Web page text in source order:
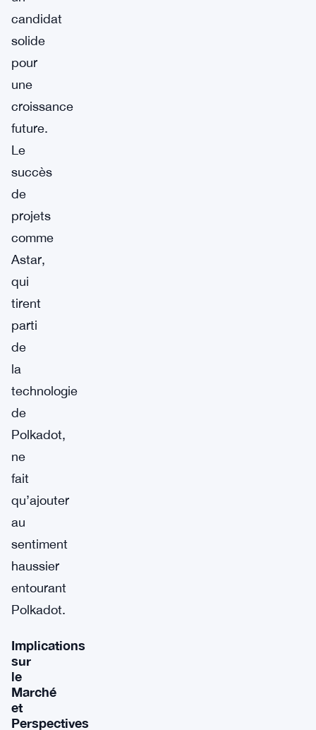
candidat
solide
pour
une
croissance
future.
Le
succès
de
projets
comme
Astar,
qui
tirent
parti
de
la
technologie
de
Polkadot,
ne
fait
qu’ajouter
au
sentiment
haussier
entourant
Polkadot.
Implications
sur
le
Marché
et
Perspectives